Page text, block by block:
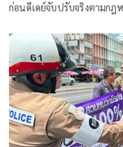
ก่อนดีเดย์จับปรับจริงตามกฎ